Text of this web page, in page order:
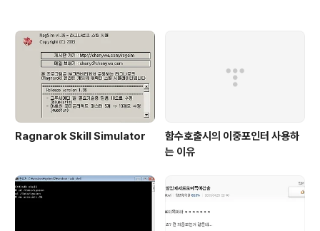
Ragnarok Skill Simulator
함수호출시의 이중포인터 사용하
는 이유